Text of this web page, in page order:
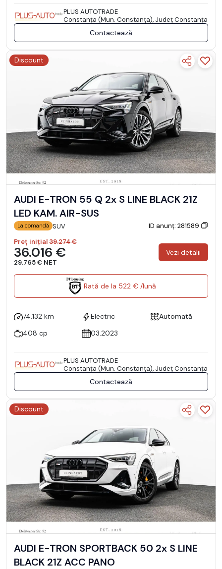
PLUS AUTOTRADE
Constanţa (Mun. Constanţa), Județ Constanţa
Contactează
Discount
AUDI E-TRON 55 Q 2x S LINE BLACK 21Z
LED KAM. AIR-SUS
La comandă SUV
ID anunț: 281589
Preț inițial39.274 €
36.016 €
29.765 € NET
Vezi detalii
Rată de la 522 € /lună
74.132 km Electric
Automată
408 cp
03.2023
PLUS AUTOTRADE
Constanţa (Mun. Constanţa), Județ Constanţa
Contactează
Discount
AUDI E-TRON SPORTBACK 50 2x S LINE
BLACK 21Z ACC PANO